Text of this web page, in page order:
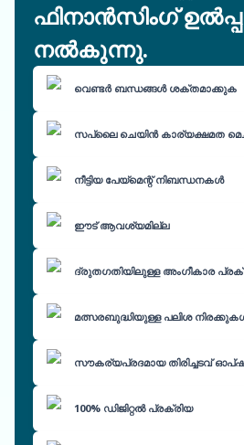
ഫിനാൻസിംഗ്
നൽകുന്നു.
വെണ്ടർ ബന്ധങ്ങൾ ശക്തമാക്കുക
സപ്ലൈ ചെയിൻ കാര്യക്ഷമത
നീട്ടിയ പേയ്മെന്റ് നിബന്ധനകൾ
ഈട് ആവശ്യമില്ല
ദ്രുതഗതിയിലുള്ള അംഗീകാര
മത്സരബുദ്ധിയുള്ള പലിശ
സൗകര്യപ്രദമായ തിരിച്ചടവ്
100% ഡിജിറ്റൽ പ്രക്രിയ